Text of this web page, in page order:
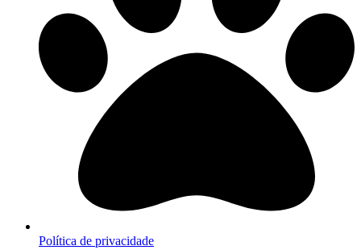
Política de privacidade